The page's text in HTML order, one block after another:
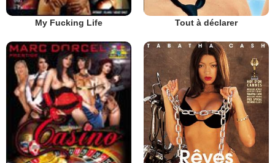
My Fucking Life Tout à déclarer